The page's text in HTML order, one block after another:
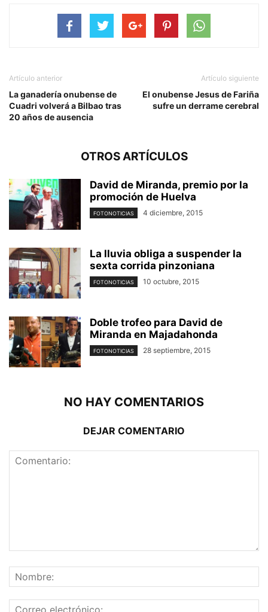
Artículo anterior
La ganadería onubense de
Cuadri volverá a Bilbao tras
20 años de ausencia
Artículo siguiente
El onubense Jesus de Fariña
sufre un derrame cerebral
OTROS ARTÍCULOS
David de Miranda, premio por la
promoción de Huelva
FOTONOTICIAS 4 diciembre, 2015
La lluvia obliga a suspender la
sexta corrida pinzoniana
FOTONOTICIAS 10 octubre, 2015
Doble trofeo para David de
Miranda en Majadahonda
FOTONOTICIAS 28 septiembre, 2015
NO HAY COMENTARIOS
DEJAR COMENTARIO